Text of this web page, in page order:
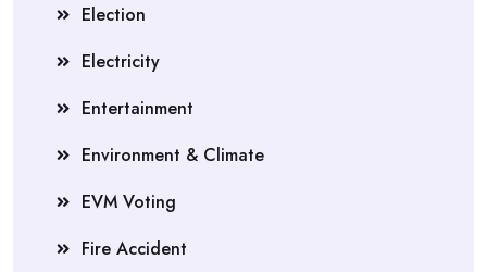
Election
Electricity
Entertainment
Environment & Climate
EVM Voting
Fire Accident